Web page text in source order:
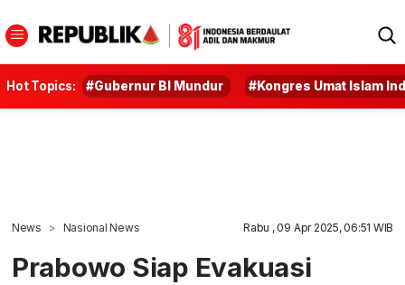
Hot Topics: #Gubernur BI Mundur #Kongres Umat Islam
News Nasional News Rabu , 09 Apr 2025, 06:51 WIB
Prabowo Siap Evakuasi